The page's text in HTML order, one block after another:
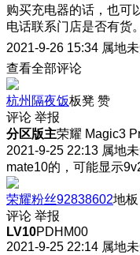
购买充电器的话，也可
电话联系门店是否有货。
2021-9-26 15:34 属地
查看全部评论
杭州隔夜饭板凳 赞
评论 举报
分区版主荣耀 Magic3
2021-9-25 22:13 属地
mate10的，可能显示
荣耀粉丝92838602地板
评论 举报
LV10PDHM00
2021-9-25 22:14 属地